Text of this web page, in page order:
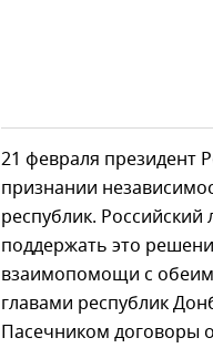
21 февраля президент
признании
республик.
поддержать это
взаимопомощи с
главами республик
Пасечником договоры